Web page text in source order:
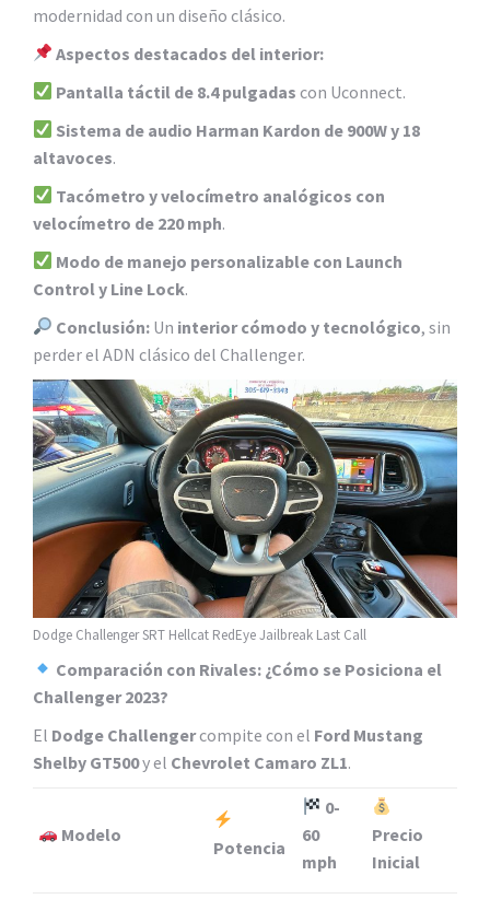
modernidad con un diseño clásico.
Aspectos destacados del interior:
Pantalla táctil de 8.4 pulgadas con Uconnect.
Sistema de audio Harman Kardon de 900W y 18
altavoces.
Tacómetro y velocímetro analógicos con
velocímetro de 220 mph.
Modo de manejo personalizable con Launch
Control y Line Lock.
Conclusión: Un interior cómodo y tecnológico, sin
perder el ADN clásico del Challenger.
Dodge Challenger SRT Hellcat RedEye Jailbreak Last Call
Comparación con Rivales: ¿Cómo se Posiciona el
Challenger 2023?
El Dodge Challengercompite con el Ford Mustang
Shelby GT500y el Chevrolet Camaro ZL1.
Modelo
Potencia
0-
60
mph
Precio
Inicial